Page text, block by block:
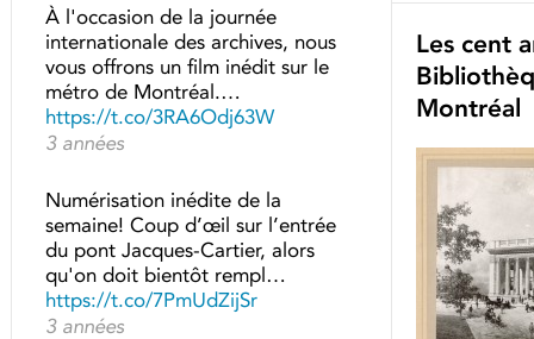
Les cent
Montréal
À l'occasion de la journée
internationale des archives, nous
vous offrons un film inédit sur le
métro de Montréal.…
https://t.co/3RA6Odj63W
3 années
Numérisation inédite de la
semaine! Coup d’œil sur l’entrée
du pont Jacques-Cartier, alors
qu'on doit bientôt rempl…
https://t.co/7PmUdZijSr
3 années